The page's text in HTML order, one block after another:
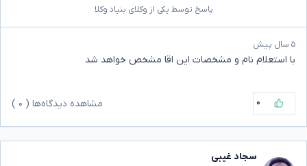
پاسخ توسط یکی از وکلای بنیاد وکلا
۵ سال پیش
با استعلام نام و مشخصات این اقا مشخص خواهد شد
۰ مشاهده دیدگاه‌ها ( ۰
سجاد غیبی